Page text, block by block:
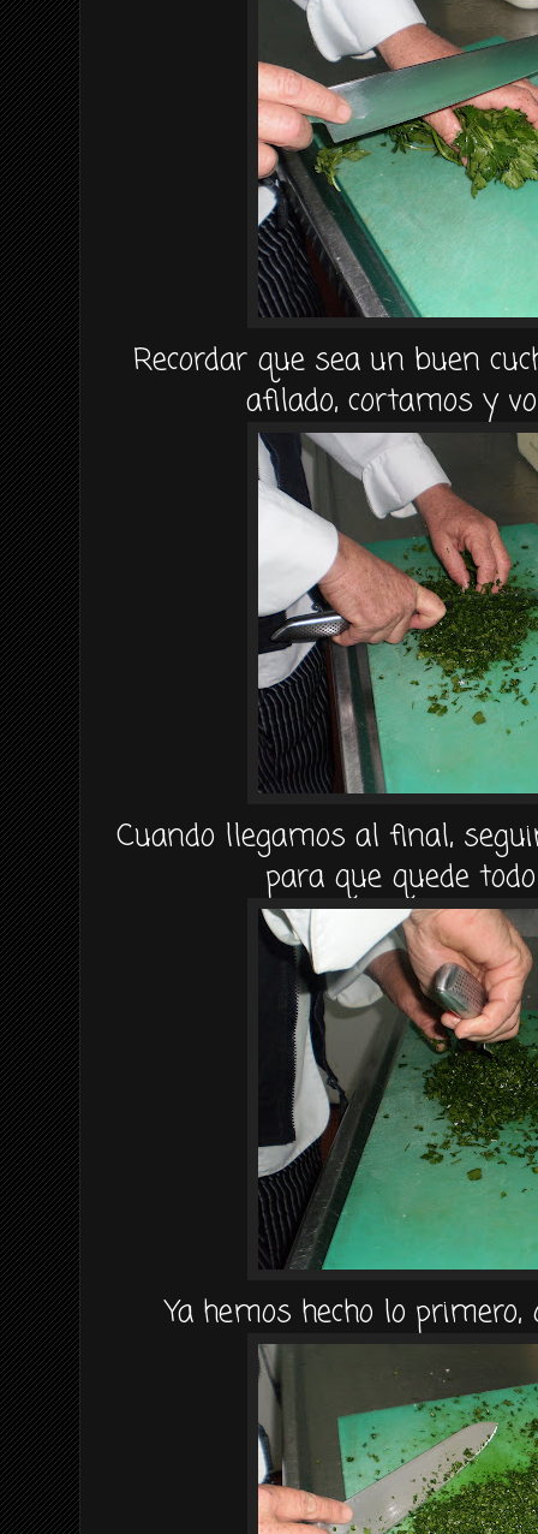
Recordar que sea un buen
afilado, cortamos y
Cuando llegamos al final,
para que quede
Ya hemos hecho lo